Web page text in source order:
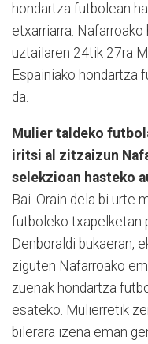
hondartza futbolean
etxarriarra.
uztailaren 24tik 27ra
Espainiako hondartza
da.
Mulier taldeko
iritsi al zitzaizun
selekzioan hasteko
Bai. Orain dela bi urte
futboleko txapelketan
Denboraldi bukaeran,
ziguten Nafarroako
zuenak hondartza
esateko. Mulierretik
bilerara izena eman